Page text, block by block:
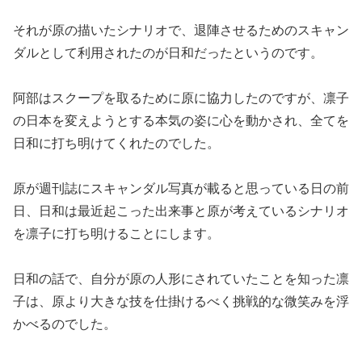
それが原の描いたシナリオで、退陣させるためのスキャン
ダルとして利用されたのが日和だったというのです。
阿部はスクープを取るために原に協力したのですが、凛子
の日本を変えようとする本気の姿に心を動かされ、全てを
日和に打ち明けてくれたのでした。
原が週刊誌にスキャンダル写真が載ると思っている日の前
日、日和は最近起こった出来事と原が考えているシナリオ
を凛子に打ち明けることにします。
日和の話で、自分が原の人形にされていたことを知った凛
子は、原より大きな技を仕掛けるべく挑戦的な微笑みを浮
かべるのでした。